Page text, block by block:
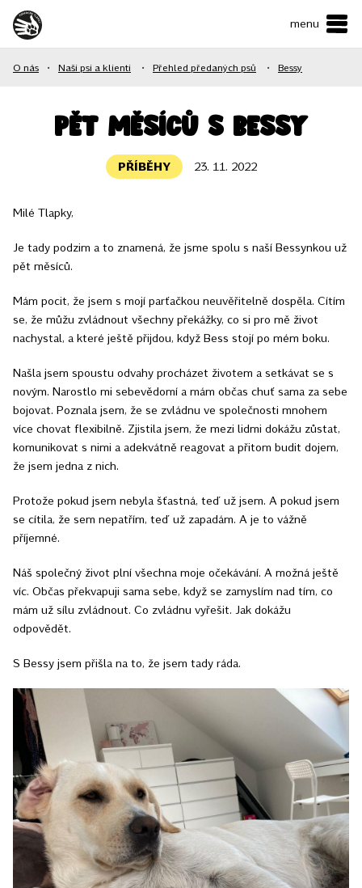
menu
O NÁS
NAŠE SLUŽBY
JAK MŮŽETE POMOCI?
E-shop
Podpořit
O nás • Naši psi a klienti • Přehled předaných psů • Bessy
Pět měsíců s Bessy
PŘÍBĚHY 23. 11. 2022
Milé Tlapky,
Je tady podzim a to znamená, že jsme spolu s naší Bessynkou už
pět měsíců.
Mám pocit, že jsem s mojí parťačkou neuvěřitelně dospěla. Cítím
se, že můžu zvládnout všechny překážky, co si pro mě život
nachystal, a které ještě přijdou, když Bess stojí po mém boku.
Našla jsem spoustu odvahy procházet životem a setkávat se s
novým. Narostlo mi sebevědomí a mám občas chuť sama za sebe
bojovat. Poznala jsem, že se zvládnu ve společnosti mnohem
více chovat flexibilně. Zjistila jsem, že mezi lidmi dokážu zůstat,
komunikovat s nimi a adekvátně reagovat a přitom budit dojem,
že jsem jedna z nich.
Protože pokud jsem nebyla šťastná, teď už jsem. A pokud jsem
se cítila, že sem nepatřím, teď už zapadám. A je to vážně
příjemné.
Náš společný život plní všechna moje očekávání. A možná ještě
víc. Občas překvapuji sama sebe, když se zamyslím nad tím, co
mám už sílu zvládnout. Co zvládnu vyřešit. Jak dokážu
odpovědět.
S Bessy jsem přišla na to, že jsem tady ráda.